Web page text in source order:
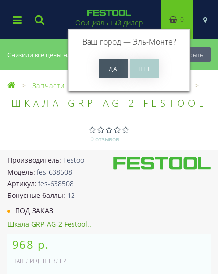
Снизили все цены на 20%, успей купить! Закрыть
Официальный дилер
Ваш город —Эль-Монте?
0
Запчасти Festool
ШКАЛА GRP-AG-2 FESTOOL
0 отзывов
Производитель: Festool
Модель: fes-638508
Артикул: fes-638508
Бонусные баллы: 12
ПОД ЗАКАЗ
Шкала GRP-AG-2 Festool..
968 р.
НАШЛИ ДЕШЕВЛЕ?